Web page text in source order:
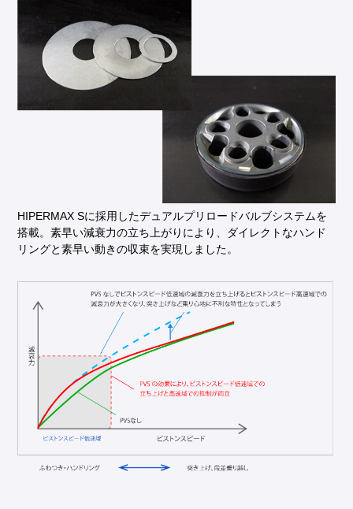
HIPERMAX Sに採用したデュアルプリロードバルブシステムを
搭載。素早い減衰力の立ち上がりにより、ダイレクトなハンド
リングと素早い動きの収束を実現しました。